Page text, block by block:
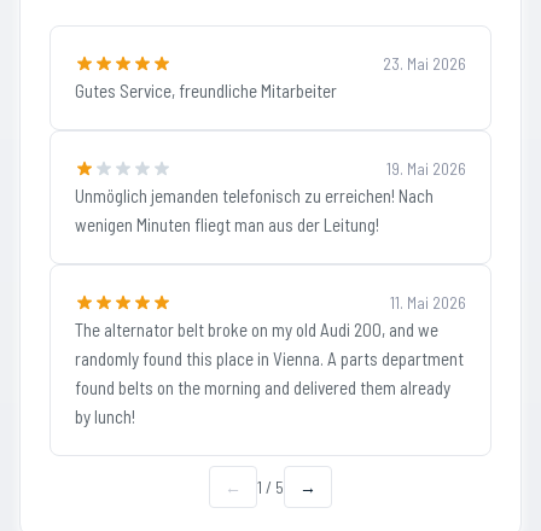
23. Mai 2026
Gutes Service, freundliche Mitarbeiter
19. Mai 2026
Unmöglich jemanden telefonisch zu erreichen! Nach
wenigen Minuten fliegt man aus der Leitung!
11. Mai 2026
The alternator belt broke on my old Audi 200, and we
randomly found this place in Vienna. A parts department
found belts on the morning and delivered them already
by lunch!
← 1 / 5 →